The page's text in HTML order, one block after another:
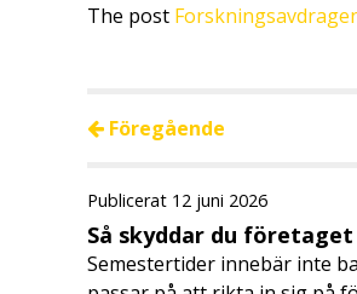
The post
Föregående
Publicerat 12 juni 2026
Så skyddar du
Semestertider innebär inte